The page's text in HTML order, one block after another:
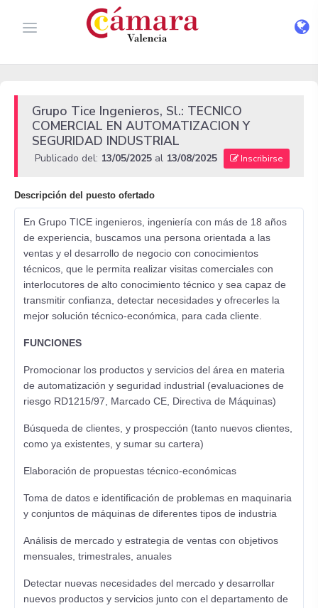
Grupo Tice Ingenieros, Sl.: TECNICO
COMERCIAL EN AUTOMATIZACION Y
SEGURIDAD INDUSTRIAL
Publicado del: 13/05/2025 al 13/08/2025 Inscribirse
Descripción del puesto ofertado
En Grupo TICE ingenieros, ingeniería con más de 18 años
de experiencia, buscamos una persona orientada a las
ventas y el desarrollo de negocio con conocimientos
técnicos, que le permita realizar visitas comerciales con
interlocutores de alto conocimiento técnico y sea capaz de
transmitir confianza, detectar necesidades y ofrecerles la
mejor solución técnico-económica, para cada cliente.
FUNCIONES
Promocionar los productos y servicios del área en materia
de automatización y seguridad industrial (evaluaciones de
riesgo RD1215/97, Marcado CE, Directiva de Máquinas)
Búsqueda de clientes, y prospección (tanto nuevos clientes,
como ya existentes, y sumar su cartera)
Elaboración de propuestas técnico-económicas
Toma de datos e identificación de problemas en maquinaria
y conjuntos de máquinas de diferentes tipos de industria
Análisis de mercado y estrategia de ventas con objetivos
mensuales, trimestrales, anuales
Detectar nuevas necesidades del mercado y desarrollar
nuevos productos y servicios junto con el departamento de